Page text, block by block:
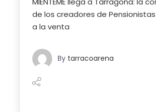
de los creadores de
a la venta
By tarracoarena